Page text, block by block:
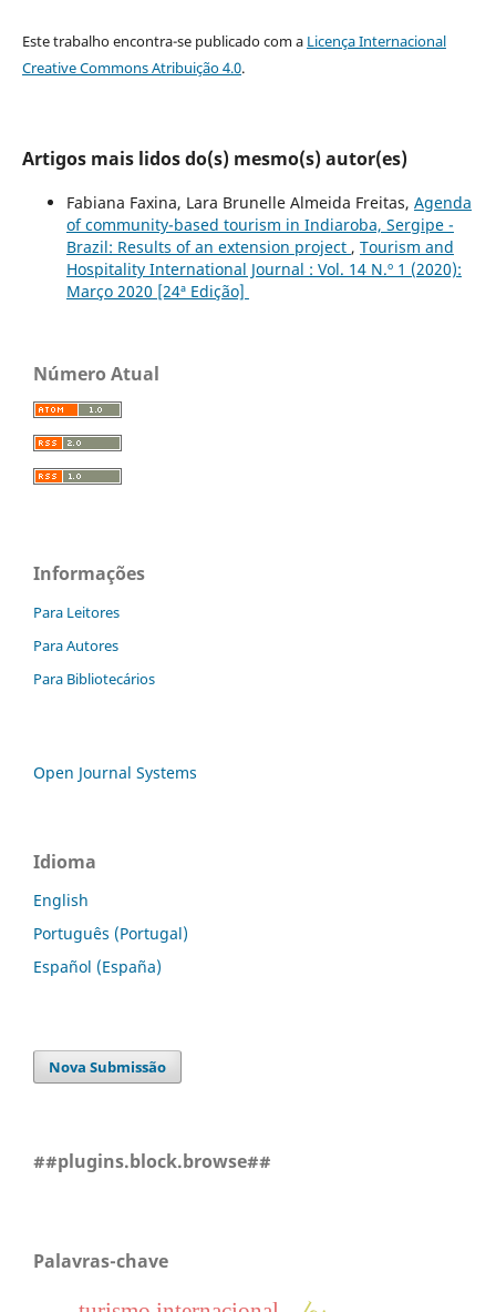
Este trabalho encontra-se publicado com a Licença Internacional
Creative Commons Atribuição 4.0.
Artigos mais lidos do(s) mesmo(s) autor(es)
Fabiana Faxina, Lara Brunelle Almeida Freitas, Agenda
of community-based tourism in Indiaroba, Sergipe -
Brazil: Results of an extension project , Tourism and
Hospitality International Journal : Vol. 14 N.º 1 (2020):
Março 2020 [24ª Edição]
Número Atual
Informações
Para Leitores
Para Autores
Para Bibliotecários
Open Journal Systems
Idioma
English
Português (Portugal)
Español (España)
Nova Submissão
##plugins.block.browse##
Palavras-chave